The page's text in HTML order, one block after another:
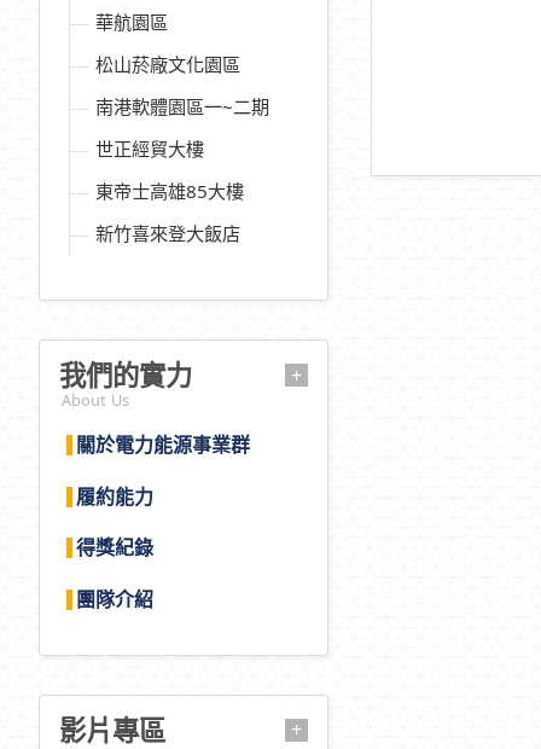
華航園區
松山菸廠文化園區
南港軟體園區一~二期
世正經貿大樓
東帝士高雄85大樓
新竹喜來登大飯店
我們的實力 +
About Us
關於電力能源事業群
履約能力
得獎紀錄
團隊介紹
影片專區 +